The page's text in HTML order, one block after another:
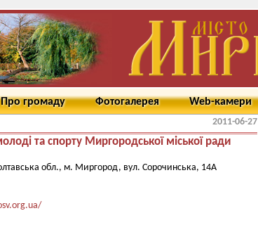
Про громаду Фотогалерея Web-камери
2011-06-27
та спорту Миргородської міської ради
обл., м. Миргород, вул. Сорочинська, 14А